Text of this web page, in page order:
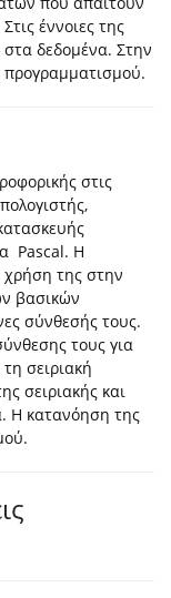
έννοιες της
στα δεδομένα. Στην
στις
Pascal. Η
χρήση της στην
βασικών
σύνθεσής τους.
τους για
σειριακή
σειριακής και
Η κατανόηση της